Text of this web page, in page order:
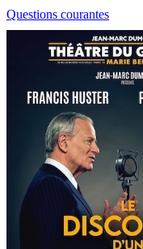
Questions courantes